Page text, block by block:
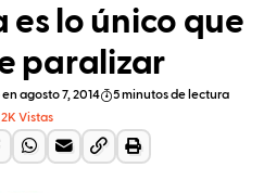
es lo único que
paralizar
agosto 7, 2014
5 minutos de lectura
2K Vistas